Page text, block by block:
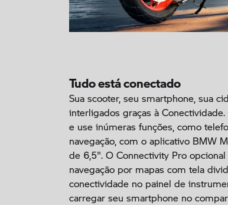
Tudo está conectado
Sua scooter, seu smartphone, sua
interligados graças à
e use inúmeras funções, como
navegação, com o aplicativo BMW
de 6,5". O Connectivity Pro
navegação por mapas com tela
conectividade no painel de
carregar seu smartphone no